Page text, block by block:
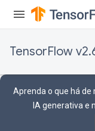
TensorFlow
Aprenda o que há
IA generativa e